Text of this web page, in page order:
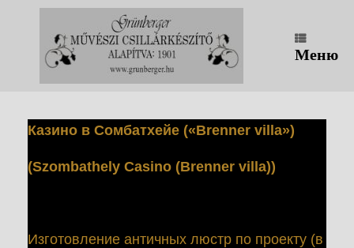
содержанию
Меню
Казино в Сомбатхейе («Brenner villa»)
(Szombathely Casino (Brenner villa))
Изготовление античных люстр по проекту (в